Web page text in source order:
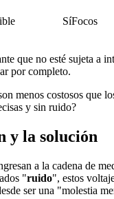
SíFocos
que no esté sujeta a
por completo.
menos costosos que
y sin ruido?
y la solución
a la cadena de
"ruido", estos
ser una "molestia